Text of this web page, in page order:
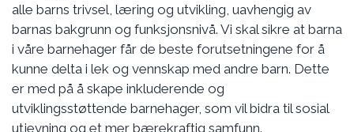
alle barns trivsel, læring og utvikling, uavhengig av
barnas bakgrunn og funksjonsnivå. Vi skal sikre at barna
i våre barnehager får de beste forutsetningene for å
kunne delta i lek og vennskap med andre barn. Dette
er med på å skape inkluderende og
utviklingsstøttende barnehager, som vil bidra til sosial
utjevning og et mer bærekraftig samfunn.